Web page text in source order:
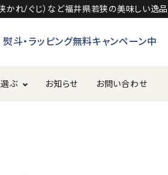
かれ/ぐじ）など福井県若狭の美味しい逸
熨斗・ラッピング無料キャンペーン中
ぶ お知らせ お問い合わせ